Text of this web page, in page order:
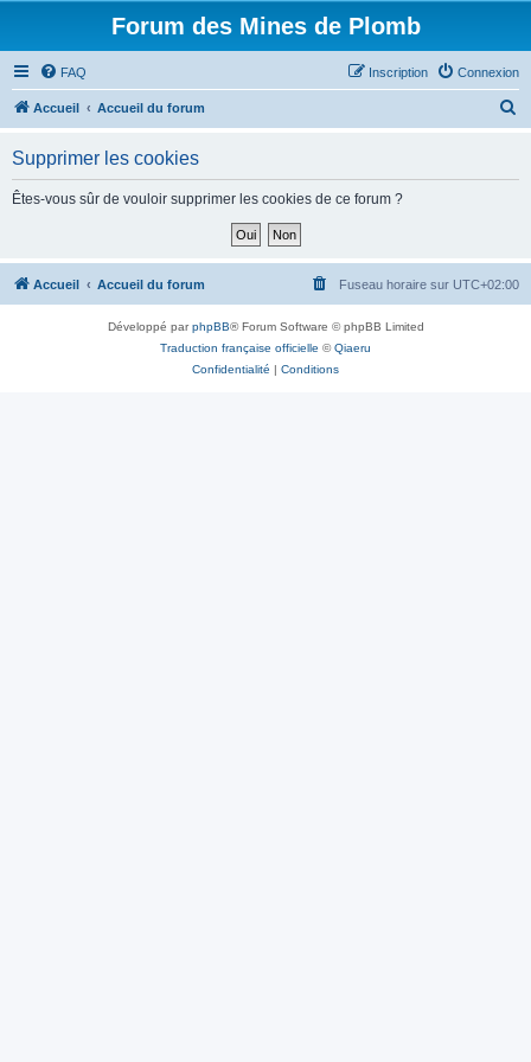
Forum des Mines de Plomb
FAQ Connexion
Inscription
Accueil Accueil du forum
h
Supprimer les cookies
Êtes-vous sûr de vouloir supprimer les cookies de ce forum ?
Accueil Accueil du forum Fuseau horaire sur UTC+02:00
Développé parphpBB® Forum Software © phpBB Limited
Traduction française officielle ©Qiaeru
Confidentialité | Conditions